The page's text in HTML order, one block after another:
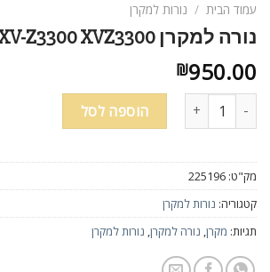
עמוד הבית / נורות למקרן
נורה למקרן SHARP XV-Z3300 XVZ3300
₪950.00
כמות של נורה למקרן SHARP XV-Z3300 XVZ3300 הוספה לסל
מק"ט: 225196
קטגוריה: נורות למקרן
תגיות: מקרן, נורה למקרן, נורות למקרן